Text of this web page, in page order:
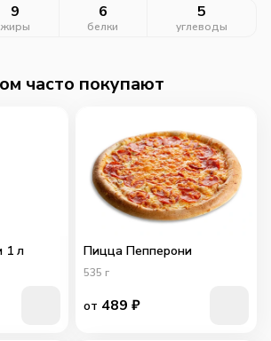
9
жиры
6
белки
5
углеводы
часто покупают
1 л Пицца Пепперони
535 г
от 489 ₽